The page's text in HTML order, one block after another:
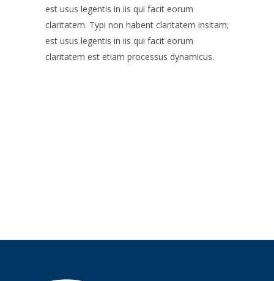
est usus legentis in iis qui facit eorum
claritatem. Typi non habent claritatem insitam;
est usus legentis in iis qui facit eorum
claritatem est etiam processus dynamicus.